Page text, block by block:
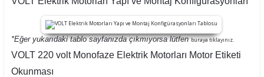
*Eğer yukarıdaki tablo sayfanızda çıkmıyorsa lütfenburaya tıklayınız.
VOLT 220 volt Monofaze Elektrik Motorları Motor Etiketi
Okunması